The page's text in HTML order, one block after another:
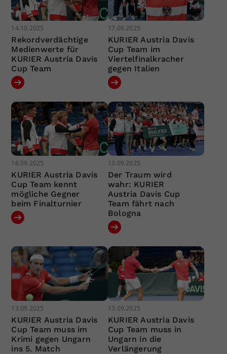
14.10.2025
Rekordverdächtige
Medienwerte für
KURIER Austria Davis
Cup Team
17.09.2025
KURIER Austria Davis
Cup Team im
Viertelfinalkracher
gegen Italien
16.09.2025
KURIER Austria Davis
Cup Team kennt
mögliche Gegner
beim Finalturnier
13.09.2025
Der Traum wird
wahr: KURIER
Austria Davis Cup
Team fährt nach
Bologna
13.09.2025
KURIER Austria Davis
Cup Team muss im
Krimi gegen Ungarn
ins 5. Match
13.09.2025
KURIER Austria Davis
Cup Team muss in
Ungarn in die
Verlängerung